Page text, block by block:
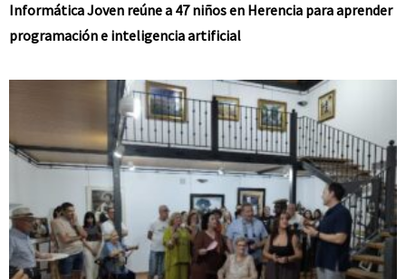
Informática Joven reúne a 47 niños en Herencia para aprender
programación e inteligencia artificial